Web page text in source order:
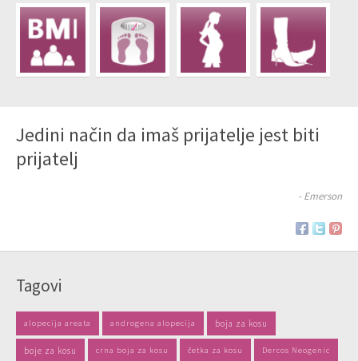
Jedini način da imaš prijatelje jest biti
prijatelj
- Emerson
Tagovi
alopecija areata androgena alopecija boja za kosu
boje za kosu crna boja za kosu četka za kosu Dercos Neogenic